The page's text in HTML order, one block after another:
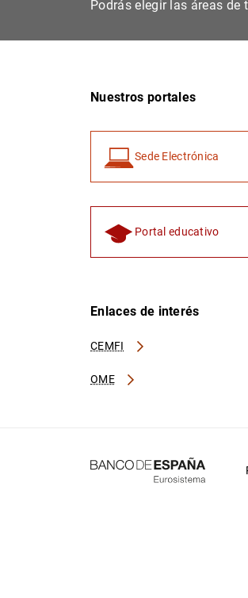
Podrás elegir las áreas
Nuestros portales
Sede Electrónica
Portal educativo
Enlaces de interés
CEMFI
OME